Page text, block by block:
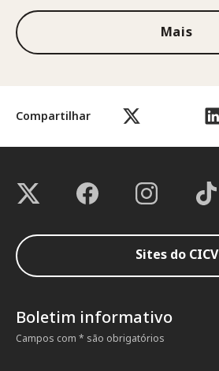
Compartilhar
Mais
Sites do CICV
Boletim informativo
Campos com * são obrigatórios